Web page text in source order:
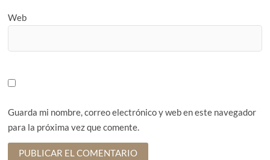
Web
Guarda mi nombre, correo electrónico y web en este navegador
para la próxima vez que comente.